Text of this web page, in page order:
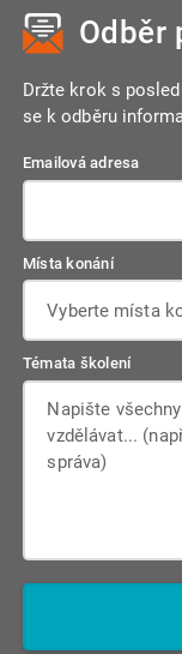
Odběr
Držte krok s
se k odběru
Emailová adresa
Místa konání
Vyberte místa
Témata školení